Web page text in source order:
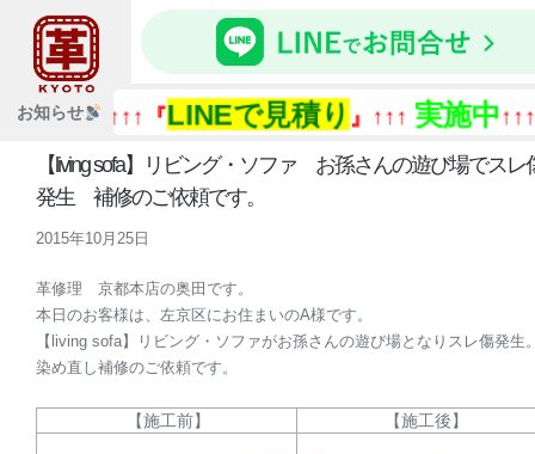
お知らせ↑↑↑『 LINEで見積り』↑↑↑実施中↑↑↑
【living sofa】リビング・ソファ お孫さんの遊び場でスレ
発生 補修のご依頼です。
2015年10月25日
革修理 京都本店の奥田です。
本日のお客様は、左京区にお住まいのA様です。
【living sofa】リビング・ソファがお孫さんの遊び場となりスレ傷発生
染め直し補修のご依頼です。
【施工前】 【施工後】